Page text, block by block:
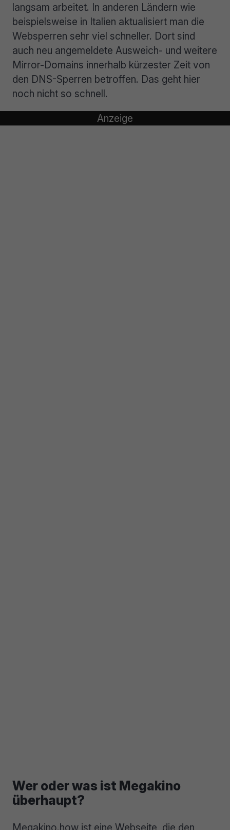
langsam arbeitet. In anderen Ländern wie
beispielsweise in Italien aktualisiert man die
Websperren sehr viel schneller. Dort sind
auch neu angemeldete Ausweich- und weitere
Mirror-Domains innerhalb kürzester Zeit von
den DNS-Sperren betroffen. Das geht hier
noch nicht so schnell.
Wer oder was ist Megakino
überhaupt?
Megakino.how ist eine Webseite, die den